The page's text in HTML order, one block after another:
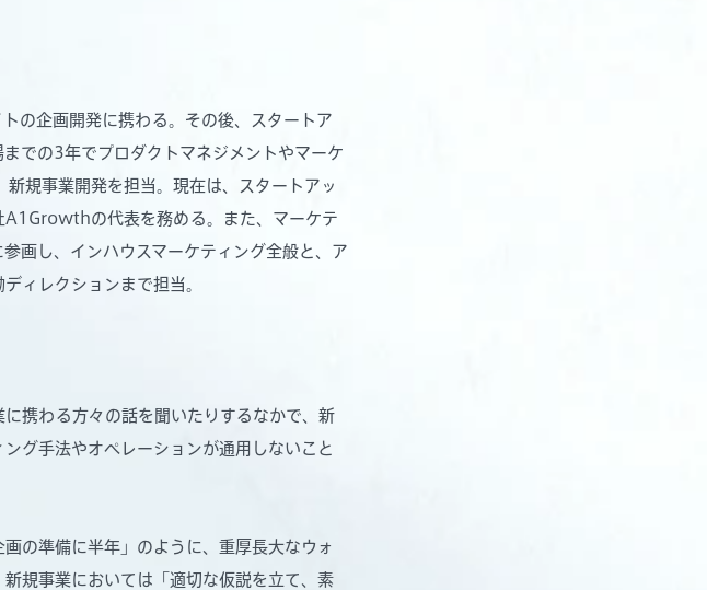
の企画開発に携わる。その後、スタートア
での3年でプロダクトマネジメントやマーケ
規事業開発を担当。現在は、スタートアッ
A1Growthの代表を務める。また、マーケテ
画し、インハウスマーケティング全般と、ア
ィレクションまで担当。
携わる方々の話を聞いたりするなかで、新
グ手法やオペレーションが通用しないこと
の準備に半年」のように、重厚長大なウォ
規事業においては「適切な仮説を立て、素